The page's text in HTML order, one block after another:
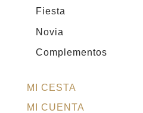
Fiesta
Novia
Complementos
MI CESTA
MI CUENTA